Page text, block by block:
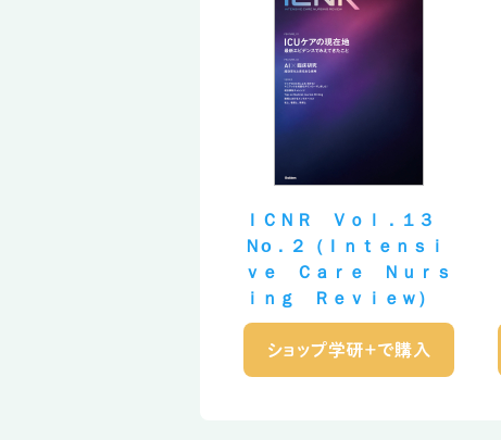
ＩＣＮＲ Ｖｏｌ．１３
Ｎо．２（Ｉｎｔｅｎｓｉ
ｖｅ Ｃａｒｅ Ｎｕｒｓ
ｉｎｇ Ｒｅｖｉｅｗ）